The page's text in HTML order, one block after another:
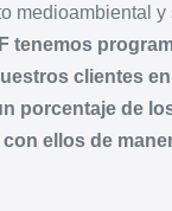
medioambiental y
tenemos
clientes
porcentaje de
ellos de